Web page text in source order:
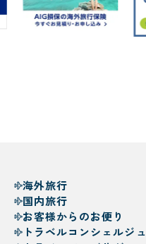
海外旅行
国内旅行
お客様からのお便り
トラベルコンシェルジュ